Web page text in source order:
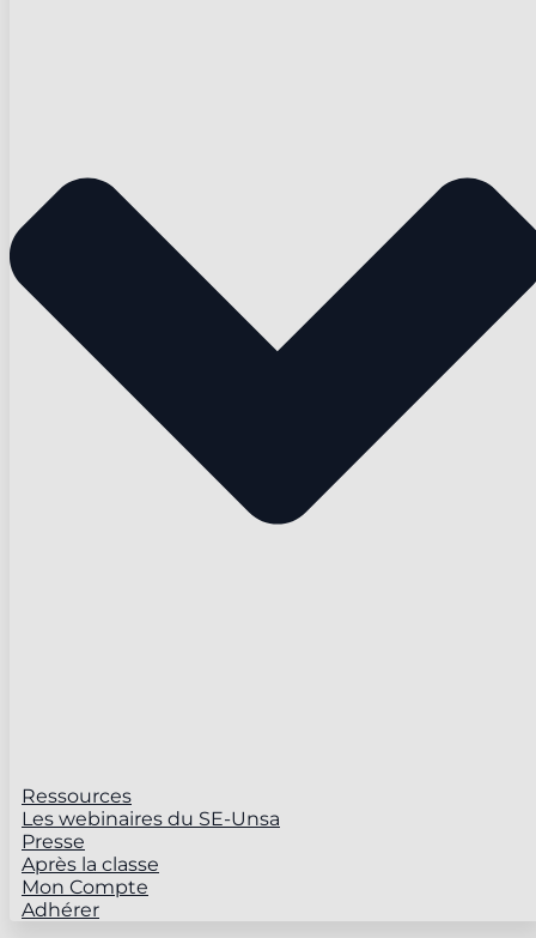
Ressources
Les webinaires du SE-Unsa
Presse
Après la classe
Mon Compte
Adhérer